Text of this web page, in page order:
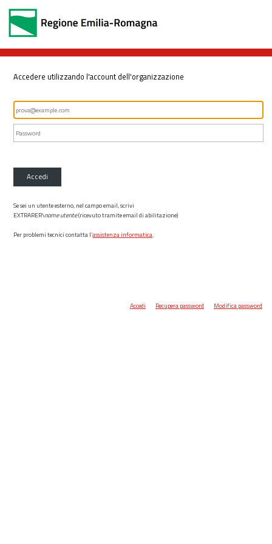
Accedere utilizzando l'account dell'organizzazione
Accedi
Se sei un utente esterno, nel campo email, scrivi
EXTRARER\nome utente(ricevuto tramite email di abilitazione)
Per problemi tecnici contatta l’assistenza informatica.
Accedi Recupera password Modifica password